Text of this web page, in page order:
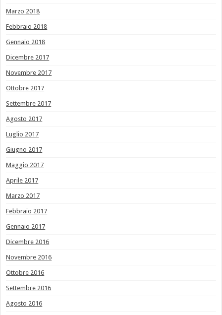
Marzo 2018
Febbraio 2018
Gennaio 2018
Dicembre 2017
Novembre 2017
Ottobre 2017
Settembre 2017
Agosto 2017
Luglio 2017
Giugno 2017
Maggio 2017
Aprile 2017
Marzo 2017
Febbraio 2017
Gennaio 2017
Dicembre 2016
Novembre 2016
Ottobre 2016
Settembre 2016
Agosto 2016